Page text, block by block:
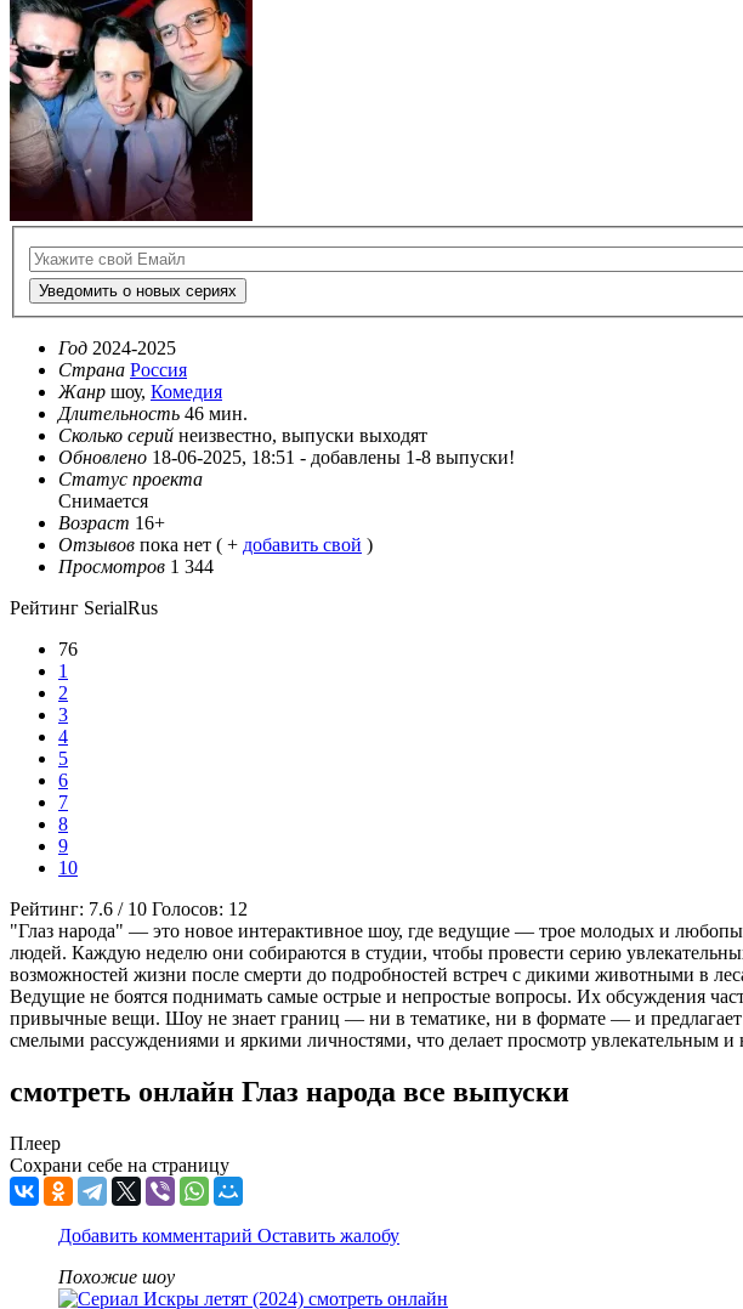
Уведомить о новых сериях
Год 2024-2025
Страна Россия
Жанр шоу, Комедия
Длительность 46 мин.
Сколько серий неизвестно, выпуски выходят
Обновлено 18-06-2025, 18:51 - добавлены 1-8 выпуски!
Статус проекта
Снимается
Возраст 16+
Отзывов пока нет ( + добавить свой )
Просмотров 1 344
Рейтинг SerialRus
76
1
2
3
4
5
6
7
8
9
10
Рейтинг: 7.6 / 10 Голосов: 12
"Глаз народа" — это новое интерактивное шоу, где ведущие — трое молодых и
людей. Каждую неделю они собираются в студии, чтобы провести серию
возможностей жизни после смерти до подробностей встреч с дикими животными в
Ведущие не боятся поднимать самые острые и непростые вопросы. Их обсуждения
привычные вещи. Шоу не знает границ — ни в тематике, ни в формате — и
смелыми рассуждениями и яркими личностями, что делает просмотр увлекательным и
смотреть онлайн Глаз народа все выпуски
Плеер
Сохрани себе на страницу
Добавить комментарий Оставить жалобу
Похожие шоу